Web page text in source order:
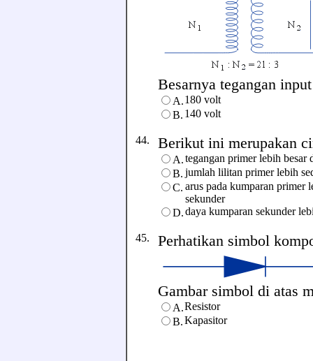
Besarnya tegangan
A.180 volt
B. 140 volt
44. Berikut ini merupakan
A.tegangan primer lebih besar
B. jumlah lilitan primer lebih
C. arus pada kumparan primer
sekunder
D.daya kumparan sekunder
45. Perhatikan simbol
Gambar simbol di atas
A.Resistor
B.Kapasitor